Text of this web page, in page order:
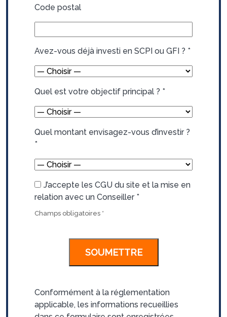
Code postal
Avez-vous déjà investi en SCPI ou GFI ? *
Quel est votre objectif principal ? *
Quel montant envisagez-vous d’investir ?
*
J’accepte les CGU du site et la mise en
relation avec un Conseiller *
Champs obligatoires *
Conformément à la réglementation
applicable, les informations recueillies